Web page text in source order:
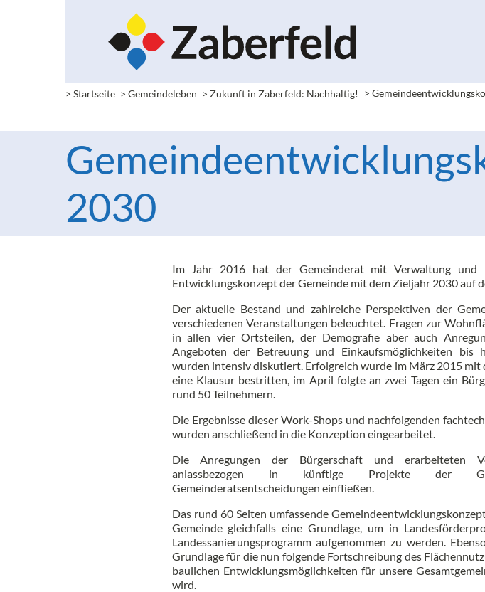
> Startseite > Gemeindeleben > Zukunft in Zaberfeld: Nachhaltig! >
2030
Im Jahr 2016 hat der Gemeinderat mit Verwaltung und
Entwicklungskonzept der Gemeinde mit dem Zieljahr 2030 auf
Der aktuelle Bestand und zahlreiche Perspektiven der
verschiedenen Veranstaltungen beleuchtet. Fragen zur
in allen vier Ortsteilen, der Demografie aber auch
Angeboten der Betreuung und Einkaufsmöglichkeiten
wurden intensiv diskutiert. Erfolgreich wurde im März 2015 mit
eine Klausur bestritten, im April folgte an zwei Tagen ein
rund 50 Teilnehmern.
Die Ergebnisse dieser Work-Shops und nachfolgenden
wurden anschließend in die Konzeption eingearbeitet.
Die Anregungen der Bürgerschaft und erarbeiteten
anlassbezogen in künftige Projekte der
Gemeinderatsentscheidungen einfließen.
Das rund 60 Seiten umfassende
Gemeinde gleichfalls eine Grundlage, um in
Landessanierungsprogramm aufgenommen zu werden.
Grundlage für die nun folgende Fortschreibung des
baulichen Entwicklungsmöglichkeiten für unsere
wird.